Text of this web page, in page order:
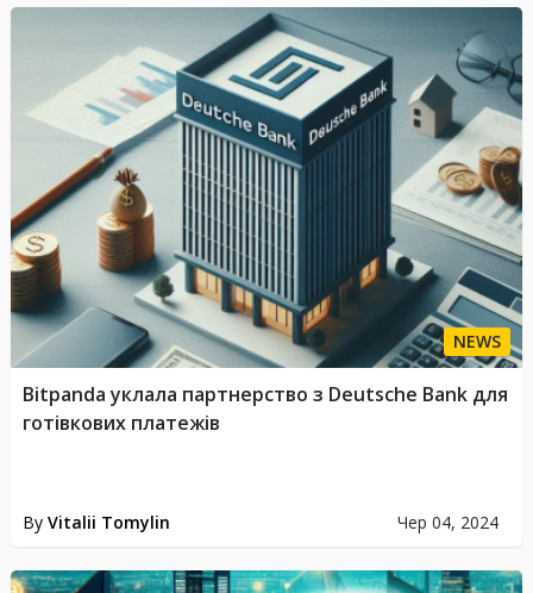
NEWS
By Vitalii Tomylin Чер 04, 2024
Bitpanda уклала партнерство з Deutsche Bank для
готівкових платежів